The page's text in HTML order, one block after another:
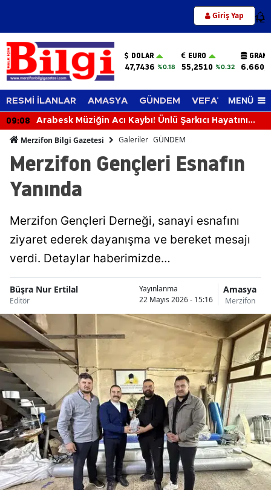
Giriş Yap 12
DOLAR
47,7436 %0.18
EURO
55,2510 %0.32
RESMİ İLANLAR AMASYA GÜNDEM VEFAT EDENLER
MENÜ
09:08
Arabesk Müziğin Acı Kaybı! Ünlü Şarkıcı Hayatını
Merzifon Bilgi Gazetesi Galeriler GÜNDEM
Merzifon Gençleri Esnafın
Yanında
Merzifon Gençleri Derneği, sanayi esnafını
ziyaret ederek dayanışma ve bereket mesajı
verdi. Detaylar haberimizde…
Büşra Nur Ertilal
Editör
Yayınlanma
22 Mayıs 2026 - 15:16
Amasya
Merzifon